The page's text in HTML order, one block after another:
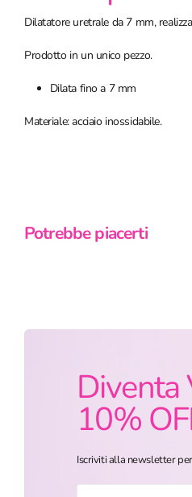
Dilatatore uretrale da 7 mm,
Prodotto in un unico pezzo.
Dilata fino a 7 mm
Materiale: acciaio inossidabile.
Potrebbe piacerti
Diventa
10%
Iscriviti alla newsletter